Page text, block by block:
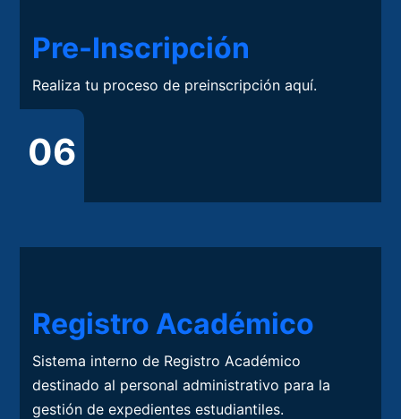
Pre-Inscripción
Realiza tu proceso de preinscripción aquí.
06
Registro Académico
Sistema interno de Registro Académico
destinado al personal administrativo para la
gestión de expedientes estudiantiles.